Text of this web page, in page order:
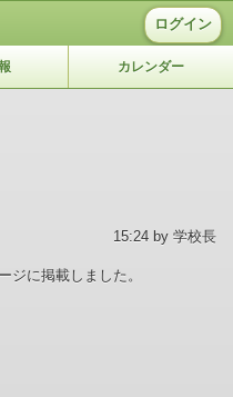
ログイン
カレンダー
15:24 by 学校長
ジに掲載しました。